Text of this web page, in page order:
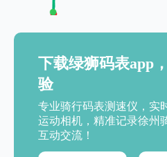
下载绿狮码表app
验
专业骑行码表测速仪，实
运动相机，精准记录徐州
互动交流！